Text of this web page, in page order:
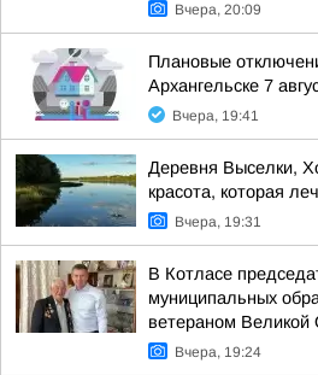
Вчера, 20:09
Плановые
Архангельске 7
Вчера, 19:41
Деревня Выселки,
красота, которая
Вчера, 19:31
В Котласе
муниципальных
ветераном Великой
Вчера, 19:24